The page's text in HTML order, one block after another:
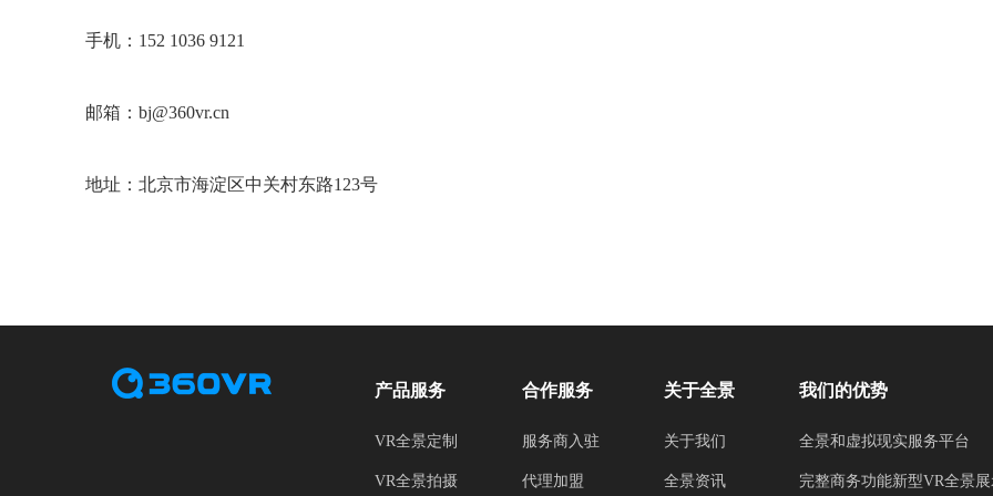
手机：152 1036 9121
邮箱：bj@360vr.cn
地址：北京市海淀区中关村东路123号
产品服务
VR全景定制
VR全景拍摄
合作服务
服务商入驻
代理加盟
关于全景
关于我们
全景资讯
我们的优势
全景和虚拟现实服务平台
完整商务功能新型VR全景